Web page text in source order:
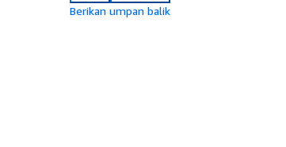
Berikan umpan balik